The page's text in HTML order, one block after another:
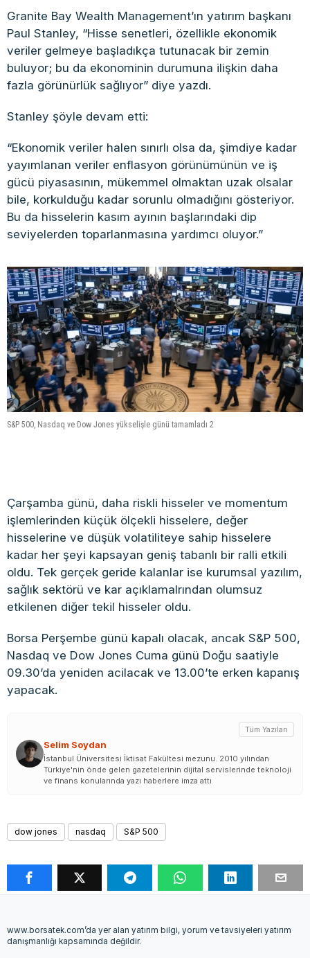
Granite Bay Wealth Management’ın yatırım başkanı
Paul Stanley, “Hisse senetleri, özellikle ekonomik
veriler gelmeye başladıkça tutunacak bir zemin
buluyor; bu da ekonominin durumuna ilişkin daha
fazla görünürlük sağlıyor” diye yazdı.
Stanley şöyle devam etti:
“Ekonomik veriler halen sınırlı olsa da, şimdiye kadar
yayımlanan veriler enflasyon görünümünün ve iş
gücü piyasasının, mükemmel olmaktan uzak olsalar
bile, korkulduğu kadar sorunlu olmadığını gösteriyor.
Bu da hisselerin kasım ayının başlarındaki dip
seviyelerden toparlanmasına yardımcı oluyor.”
S&P 500, Nasdaq ve Dow Jones yükselişle günü tamamladı 2
Çarşamba günü, daha riskli hisseler ve momentum
işlemlerinden küçük ölçekli hisselere, değer
hisselerine ve düşük volatiliteye sahip hisselere
kadar her şeyi kapsayan geniş tabanlı bir ralli etkili
oldu. Tek gerçek geride kalanlar ise kurumsal yazılım,
sağlık sektörü ve kar açıklamalrından olumsuz
etkilenen diğer tekil hisseler oldu.
Borsa Perşembe günü kapalı olacak, ancak S&P 500,
Nasdaq ve Dow Jones Cuma günü Doğu saatiyle
09.30’da yeniden acilacak ve 13.00’te erken kapanış
yapacak.
Selim Soydan
Tüm Yazıları
İstanbul Üniversitesi İktisat Fakültesi mezunu. 2010 yılından
Türkiye'nin önde gelen gazetelerinin dijital servislerinde teknoloji
ve finans konularında yazı haberlere imza attı
dow jones nasdaq S&P 500
www.borsatek.com’da yer alan yatırım bilgi, yorum ve tavsiyeleri yatırım
danışmanlığı kapsamında değildir.